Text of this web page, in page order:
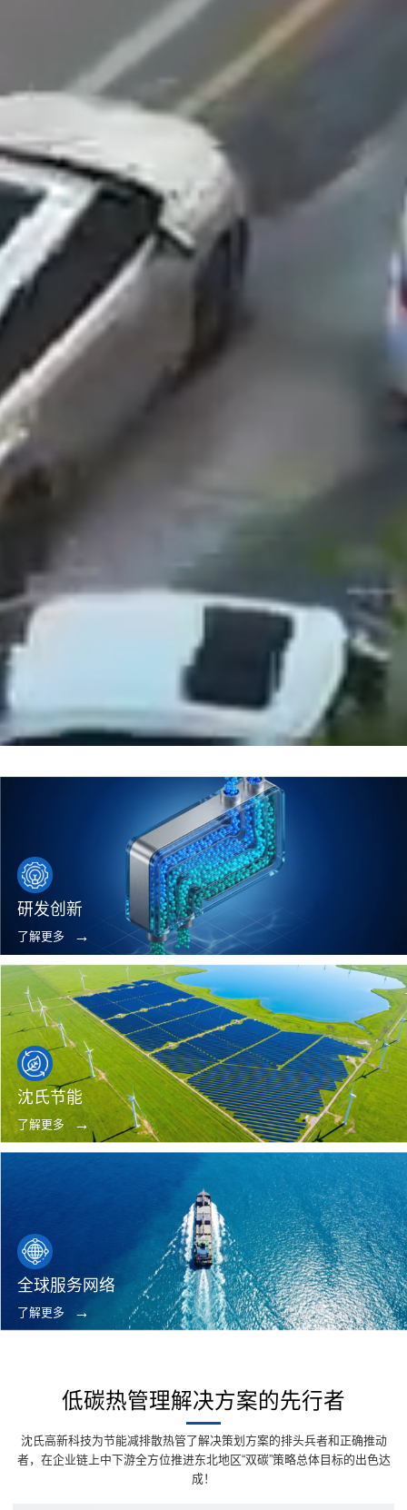
研发创新
了解更多
沈氏节能
了解更多
全球服务网络
了解更多
低碳热管理解决方案的先行者
沈氏高新科技为节能减排散热管了解决策划方案的排头兵者和正确推动
者，在企业链上中下游全方位推进东北地区“双碳”策略总体目标的出色达
成！